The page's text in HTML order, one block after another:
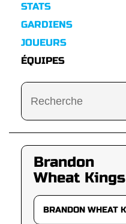
STATS
GARDIENS
JOUEURS
ÉQUIPES
Brandon
Wheat Kings